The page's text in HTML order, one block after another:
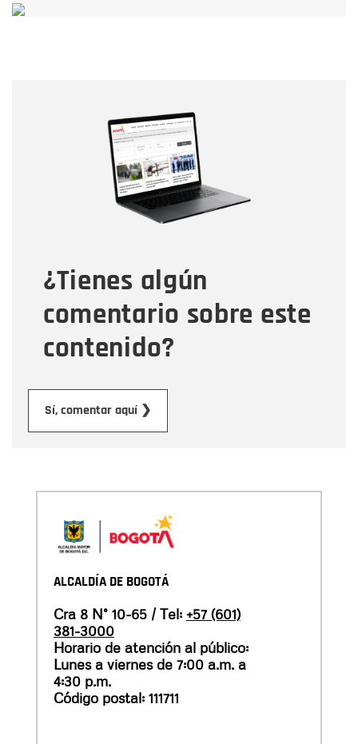
¿Tienes algún
comentario sobre este
contenido?
Sí, comentar aquí ❯
Correo electrónico
Tipo de comentario
Mensaje
ALCALDÍA DE BOGOTÁ
Cra 8 N° 10-65 / Tel: +57 (601)
381-3000
Horario de atención al público:
Lunes a viernes de 7:00 a.m. a
4:30 p.m.
Código postal: 111711